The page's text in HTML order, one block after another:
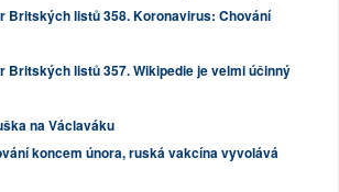
Britských listů 358. Koronavirus: Chování
Britských listů 357. Wikipedie je velmi účinný
na Václaváku
koncem února, ruská vakcína vyvolává